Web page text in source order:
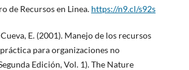
de Recursos en Linea. https://n9.cl/s92s
E. (2001). Manejo de los recursos
para organizaciones no
Edición, Vol. 1). The Nature